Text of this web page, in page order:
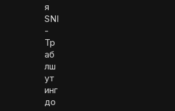
я
SNI
-
Тр
аб
лш
ут
инг
до